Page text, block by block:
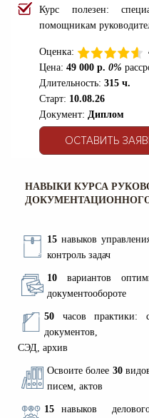
Курс полезен:
помощникам
Оценка:
Цена: 49 000 р. 0%
Длительность: 315 ч.
Старт: 10.08.26
Документ: Диплом
ОСТАВИТЬ
НАВЫКИ КУРСА
15 навыков
контроль задач
10 вариантов
документообороте
50 часов практики:
документов,
СЭД, архив
Освоите более 30
писем, актов
15 навыков